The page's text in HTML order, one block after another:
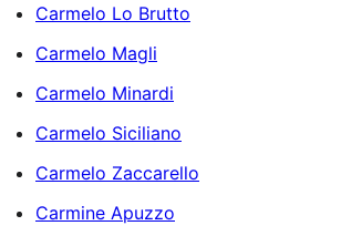
Carmelo Lo Brutto
Carmelo Magli
Carmelo Minardi
Carmelo Siciliano
Carmelo Zaccarello
Carmine Apuzzo